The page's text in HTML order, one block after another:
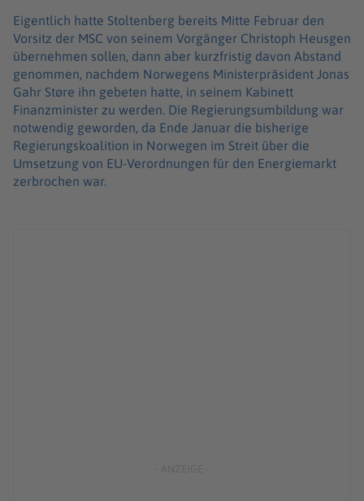
Eigentlich hatte Stoltenberg bereits Mitte Februar den
Vorsitz der MSC von seinem Vorgänger Christoph Heusgen
übernehmen sollen, dann aber kurzfristig davon Abstand
genommen, nachdem Norwegens Ministerpräsident Jonas
Gahr Støre ihn gebeten hatte, in seinem Kabinett
Finanzminister zu werden. Die Regierungsumbildung war
notwendig geworden, da Ende Januar die bisherige
Regierungskoalition in Norwegen im Streit über die
Umsetzung von EU-Verordnungen für den Energiemarkt
zerbrochen war.